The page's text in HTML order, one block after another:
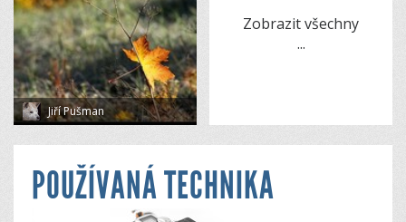
Jiří Pušman
Zobrazit všechny
...
POUŽÍVANÁ TECHNIKA